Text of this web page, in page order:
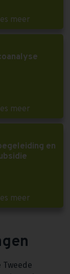
meer
meer
en
meer